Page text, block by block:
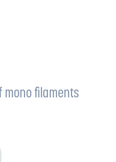
mono filaments